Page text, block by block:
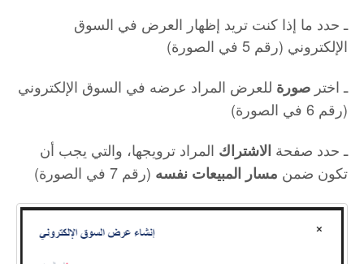
ـ حدد ما إذا كنت تريد إظهار العرض في السوق
الإلكتروني (رقم 5 في الصورة)
ـ اختر صورة للعرض المراد عرضه في السوق الإلكتروني
(رقم 6 في الصورة)
ـ حدد صفحة الاشتراك المراد ترويجها، والتي يجب أن
تكون ضمن مسار المبيعات نفسه (رقم 7 في الصورة)